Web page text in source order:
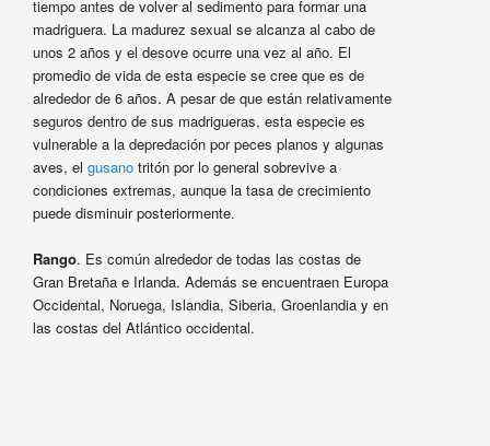
tiempo antes de volver al sedimento para formar una
madriguera. La madurez sexual se alcanza al cabo de
unos 2 años y el desove ocurre una vez al año. El
promedio de vida de esta especie se cree que es de
alrededor de 6 años. A pesar de que están relativamente
seguros dentro de sus madrigueras, esta especie es
vulnerable a la depredación por peces planos y algunas
aves, el gusanotritón por lo general sobrevive a
condiciones extremas, aunque la tasa de crecimiento
puede disminuir posteriormente.
Rango. Es común alrededor de todas las costas de
Gran Bretaña e Irlanda. Además se encuentraen Europa
Occidental, Noruega, Islandia, Siberia, Groenlandia y en
las costas del Atlántico occidental.